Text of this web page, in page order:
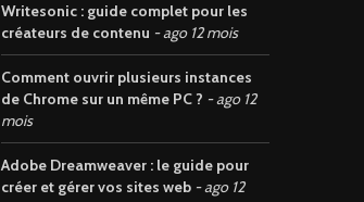
Writesonic : guide complet pour les
créateurs de contenu
ago 12 mois
Comment ouvrir plusieurs instances
de Chrome sur un même PC ?
ago 12
mois
Adobe Dreamweaver : le guide pour
créer et gérer vos sites web
ago 12